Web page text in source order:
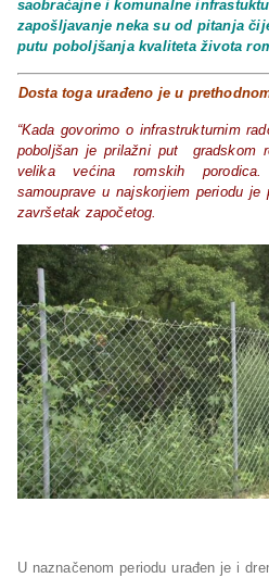
saobraćajne i komunalne
zapošljavanje neka su od pitanja
putu poboljšanja kvaliteta života
Dosta toga urađeno je u
“Kada govorimo o infrastrukturnim
poboljšan je prilažni put gradskom
velika većina romskih
samouprave u najskorjiem periodu
završetak započetog.
U naznačenom periodu urađen je i